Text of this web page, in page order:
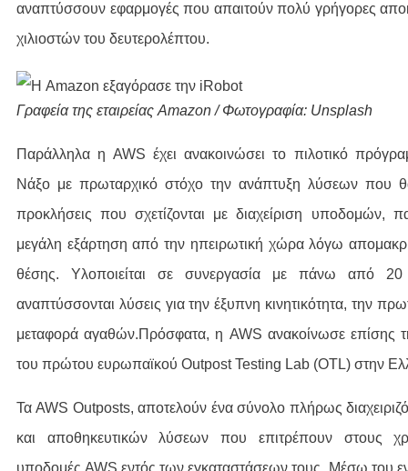
αναπτύσσουν εφαρμογές που απαιτούν πολύ γρήγορες
χιλιοστών του δευτερολέπτου.
Γραφεία της εταιρείας Amazon / Φωτογραφία: Unsplash
Παράλληλα η AWS έχει ανακοινώσει το πιλοτικό
Νάξο με πρωταρχικό στόχο την ανάπτυξη λύσεων που
προκλήσεις που σχετίζονται με διαχείριση υποδομών,
μεγάλη εξάρτηση από την ηπειρωτική χώρα λόγω
θέσης. Υλοποιείται σε συνεργασία με πάνω από 20
αναπτύσσονται λύσεις για την έξυπνη κινητικότητα, την
μεταφορά αγαθών.Πρόσφατα, η AWS ανακοίνωσε επίσης
του πρώτου ευρωπαϊκού Outpost Testing Lab (OTL) στην
Τα AWS Outposts, αποτελούν ένα σύνολο πλήρως
και αποθηκευτικών λύσεων που επιτρέπουν στους
υποδομές AWS εντός των εγκαταστάσεων τους. Μέσω του